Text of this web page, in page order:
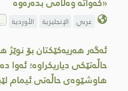
عربي الإنجليزية الأوردية
ئەگەر هەریەکێکتان بۆ
حاڵەتێکی دیاریکراوە؛
هاوشێوەی حاڵەتی ئیمام